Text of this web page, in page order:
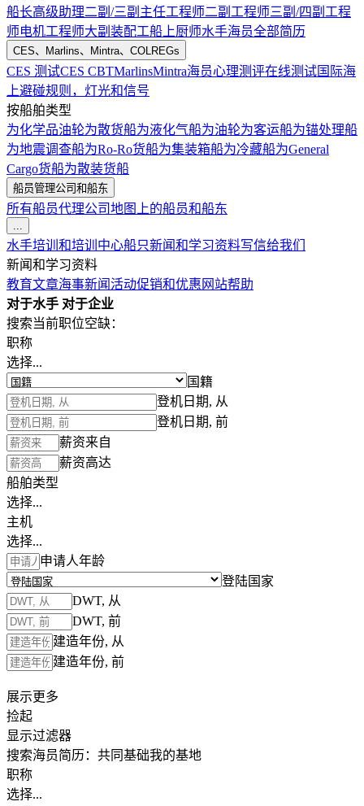
船长高级助理二副/三副 主任工程师二副工程师三副/四副工程
师电机工程师大副 装配工船上厨师水手海员全部简历
CES、Marlins、Mintra、COLREGs
CES 测试CES CBTMarlinsMintra海员心理测评在线测试国际海
上避碰规则，灯光和信号
按船舶类型
为化学品油轮为散货船为液化气船为油轮为客运船为锚处理船
为地震调查船为Ro-Ro货船为集装箱船为冷藏船为General
Cargo货船为散装货船
船员管理公司和船东
所有船员代理公司地图上的船员和船东
...
水手培训和培训中心船只新闻和学习资料写信给我们
新闻和学习资料
教育文章海事新闻活动促销和优惠 网站帮助
对于水手 对于企业
搜索当前职位空缺：
职称
选择...
国籍
登机日期, 从
登机日期, 前
薪资来自
薪资高达
船舶类型
选择...
主机
选择...
申请人年龄
登陆国家
DWT, 从
DWT, 前
建造年份, 从
建造年份, 前
展示更多
捡起
显示过滤器
搜索海员简历： 共同基础我的基地
职称
选择...